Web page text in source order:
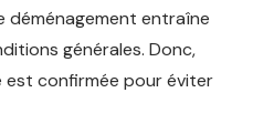
déménagement entraîne
générales. Donc,
confirmée pour éviter